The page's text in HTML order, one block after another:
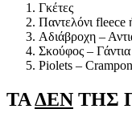
Γκέτες
Παντελόνι fleece
Αδιάβροχη –
Σκούφος –
Piolets –
ΤΑΔΕΝ ΤΗΣ